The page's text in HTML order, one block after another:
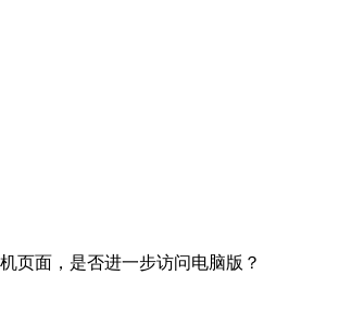
页面，是否进一步访问电脑版？